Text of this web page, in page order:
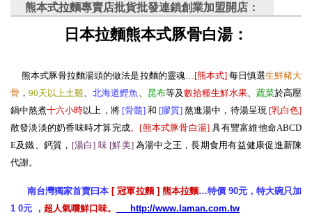
熊本式拉麵專賣店批貨批發連鎖創業加盟開店：
日本拉麵熊本式豚骨白湯：
熊本式豚骨拉麵湯頭的做法是拉麵的靈魂…[熊本式]每日慎選生鮮豬大
骨 ，90天以上土雞、北海道鰹魚 、 昆布等及數拾種生鮮水果、 蔬菜於高壓
鍋中熬煮十六小時以上，將[骨髓]和 [膠質] 熬進湯中，待湯呈現 [乳白色]
散發淡淡的奶香味時才算完成。[熊本式豚骨白湯] 具有豐富維他命ABCD
E及鐵、鈣質， [湯白] 味 [鮮美]為湯中之王，長期食用有益健康促進新陳
代謝。
南台灣獨家首賣曰本 [ 冠軍拉麵 ] 熊本拉麵…特價 90元，特大碗只加
1 0元 ， 超人氣嚐鮮口味。 http://www.laman.com.tw